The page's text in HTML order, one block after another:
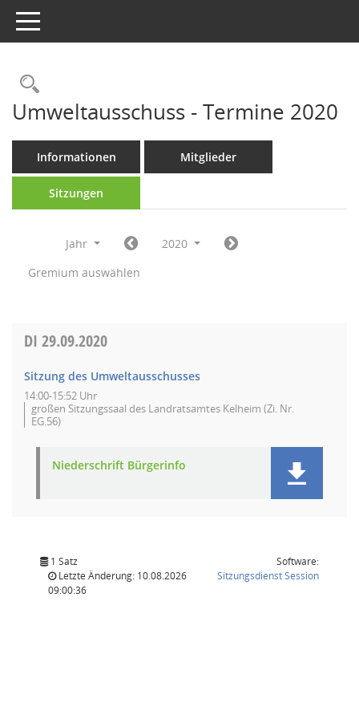
Toggle navigation
Rechercheauswahl
Umweltausschuss - Termine 2020
Informationen Mitglieder
Sitzungen
Jahr
2020
Gremium auswählen
DI 29.09.2020
Sitzung des Umweltausschusses
14:00-15:52 Uhr
großen Sitzungssaal des Landratsamtes Kelheim (Zi. Nr.
EG.56)
Niederschrift Bürgerinfo
1 Satz
Letzte Änderung: 10.08.2026
09:00:36
Software:
SitzungsdienstSession(Wird in